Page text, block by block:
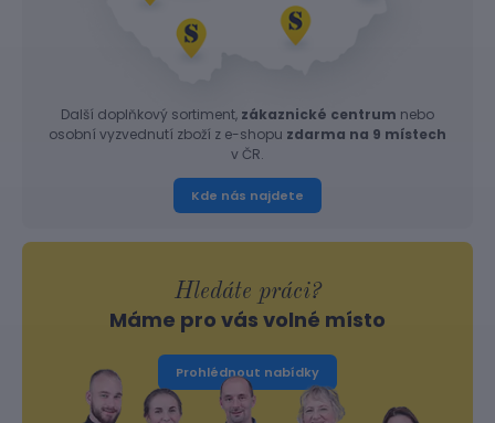
Další doplňkový sortiment, zákaznické centrum nebo
osobní vyzvednutí zboží z e-shopu zdarma na 9 místech
v ČR.
Kde nás najdete
Hledáte práci?
Máme pro vás volné místo
Prohlédnout nabídky